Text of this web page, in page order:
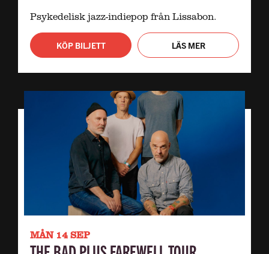
Psykedelisk jazz-indiepop från Lissabon.
KÖP BILJETT LÄS MER
MÅN 14 SEP